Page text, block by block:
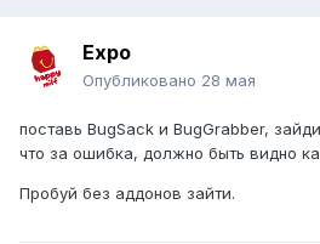
Expo
Опубликовано 28 мая
поставь BugSack и BugGrabber,
что за ошибка, должно быть видно
Пробуй без аддонов зайти.